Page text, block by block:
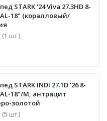
STARK '24 Viva 27.3HD 8-
18" (коралловый/
шт.)
STARK INDI 27.1D '26 8-
18"/M, антрацит
золотой
шт.)